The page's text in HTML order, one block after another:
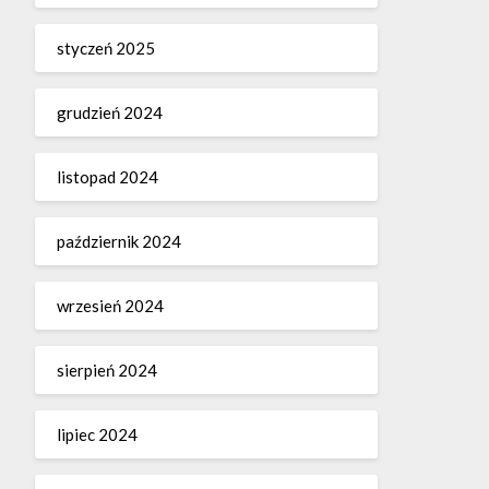
styczeń 2025
grudzień 2024
listopad 2024
październik 2024
wrzesień 2024
sierpień 2024
lipiec 2024